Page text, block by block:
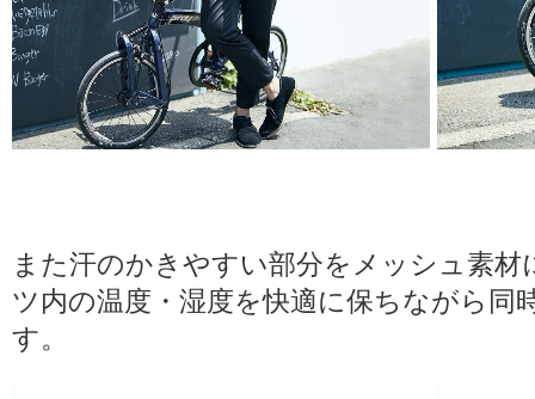
また汗のかきやすい部分をメッシュ素
ツ内の温度・湿度を快適に保ちながら同
す。